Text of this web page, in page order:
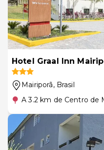
Hotel Graal Inn
Mairiporã, Brasil
A 3.2 km de Centro de